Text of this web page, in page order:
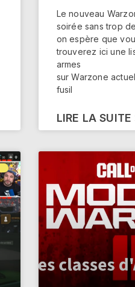
Le nouveau
soirée sans trop
on espère que
trouverez ici une
armes
sur Warzone
fusil
LIRE LA SUITE